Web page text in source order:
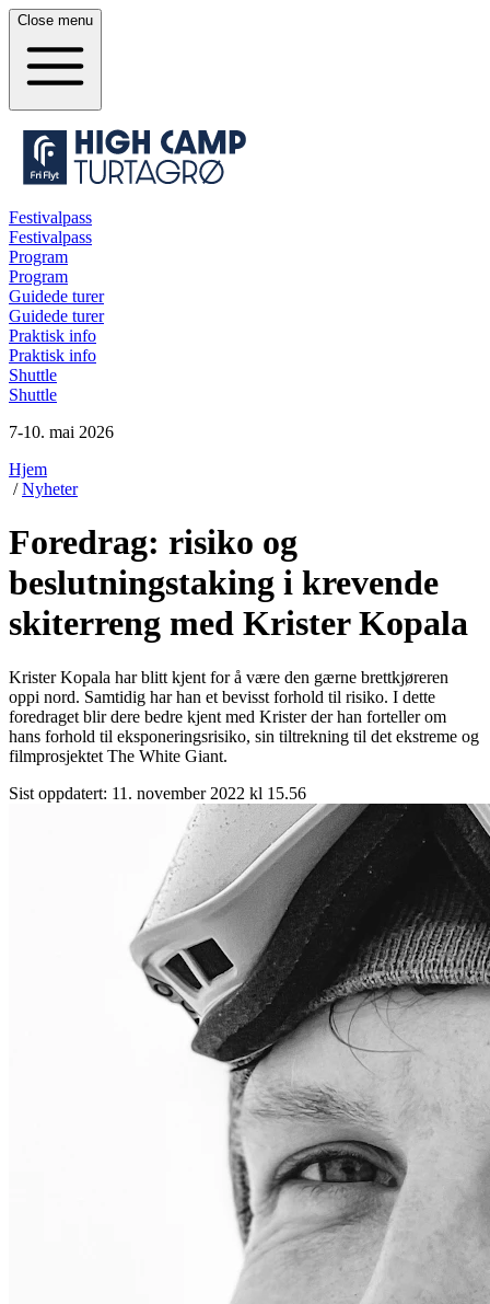
Close menu
Festivalpass
Festivalpass
Program
Program
Guidede turer
Guidede turer
Praktisk info
Praktisk info
Shuttle
Shuttle
7-10. mai 2026
Hjem
/ Nyheter
Foredrag: risiko og
beslutningstaking i krevende
skiterreng med Krister Kopala
Krister Kopala har blitt kjent for å være den gærne brettkjøreren
oppi nord. Samtidig har han et bevisst forhold til risiko. I dette
foredraget blir dere bedre kjent med Krister der han forteller om
hans forhold til eksponeringsrisiko, sin tiltrekning til det ekstreme og
filmprosjektet The White Giant.
Sist oppdatert: 11. november 2022 kl 15.56